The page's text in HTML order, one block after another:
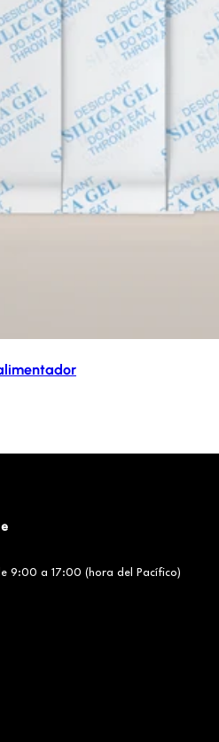
9:00 a 17:00 (hora del Pacífico)